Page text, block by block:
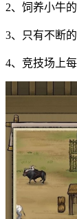
2、饲养小牛
3、只有不断
4、竞技场上